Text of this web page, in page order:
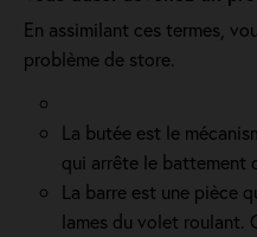
En assimilant ces termes,
problème de store.
La butée est le
qui arrête le battement
La barre est une pièce
lames du volet roulant.